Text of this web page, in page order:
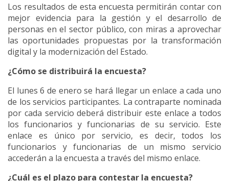
Los resultados de esta encuesta permitirán contar con
mejor evidencia para la gestión y el desarrollo de
personas en el sector público, con miras a aprovechar
las oportunidades propuestas por la transformación
digital y la modernización del Estado.
¿Cómo se distribuirá la encuesta?
El lunes 6 de enero se hará llegar un enlace a cada uno
de los servicios participantes. La contraparte nominada
por cada servicio deberá distribuir este enlace a todos
los funcionarios y funcionarias de su servicio. Este
enlace es único por servicio, es decir, todos los
funcionarios y funcionarias de un mismo servicio
accederán a la encuesta a través del mismo enlace.
¿Cuál es el plazo para contestar la encuesta?